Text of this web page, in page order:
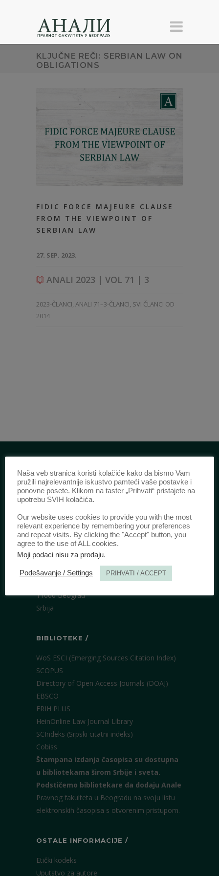
KLJUČNE REČI: SERBIAN LAW ON
OBLIGATIONS
FIDIC FORCE MAJEURE CLAUSE
FROM THE VIEWPOINT OF
SERBIAN LAW
27. SEP. 2023.
ANALI 2023 | VOL 71 | 3
2023-ČLANCI, ANALI 71–3-ČLANCI, SVI ČLANCI OD
2014
IDENTIFIKACIJA /
ISSN:0003-2565(Štampano izdanje)
DOI:10.51204/Anali_PFBU_1906
Pravni fakultet Univerziteta u Beogradu
Bulevar kralja Aleksandra 67
11000 Beograd
Srbija
BIBLIOTEKE /
WoS ESCI (Emerging Sources Citation Index)
SCOPUS
Directory of Open Access Journals (DOAJ)
EBSCO
ERIH PLUS
HeinOnline Law Journal Library
SCIndeks (Srpski citatni indeks)
Cobiss
Štampana izdanja časopisa su dostupna
u bibliotekama širom Srbije i sveta.
Podstičemo bibliotekare da dodaju Anale
Pravnog fakulteta u Beogradu na svoju listu
elektronskih časopisa s otvorenim pristupom.
OSTALE INFORMACIJE /
Etički kodeks
Uputstvo za autore
Naša veb stranica koristi kolačiće kako da bismo Vam
pružili najrelevantnije iskustvo pamteći vaše postavke i
ponovne posete. Klikom na taster „Prihvati“ pristajete na
upotrebu SVIH kolačića.
Our website uses cookies to provide you with the most
relevant experience by remembering your preferences
and repeat visits. By clicking the "Accept" button, you
agree to the use of ALL cookies.
Moji podaci nisu za prodaju.
Podešavanje / Settings PRIHVATI / ACCEPT